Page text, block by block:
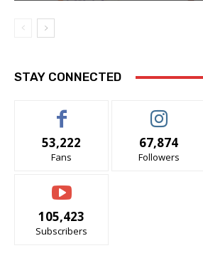
STAY CONNECTED
53,222
Fans
67,874
Followers
105,423
Subscribers